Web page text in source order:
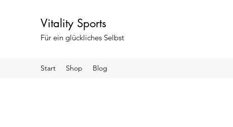
Vitality Sports
Für ein glückliches Selbst
Start Shop Blog